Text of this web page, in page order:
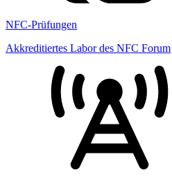
NFC-Prüfungen
Akkreditiertes Labor des NFC Forum